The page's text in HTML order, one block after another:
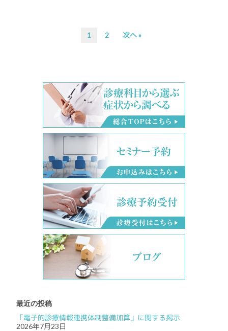
次
1
次
2 次へ »
最近の投稿
「電子的診療情報連携体制整備加算」に関する掲示
2026年7月23日